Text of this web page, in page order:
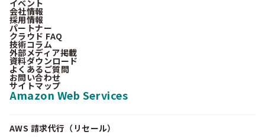
イベント
会社情報
採用情報
パートナー
クラウド FAQ
技術コラム
外部メディア掲載
資料ダウンロード
よくあるご質問
お問い合わせ
サイトマップ
Amazon Web Services
AWS 請求代行（リセール）